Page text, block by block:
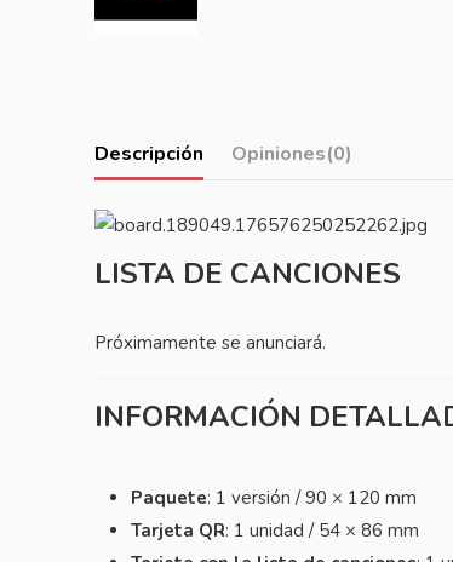
Descripción Opiniones(0)
LISTA DE CANCIONES
Próximamente se anunciará.
INFORMACIÓN
Paquete: 1 versión / 90 × 120 mm
Tarjeta QR: 1 unidad / 54 × 86 mm